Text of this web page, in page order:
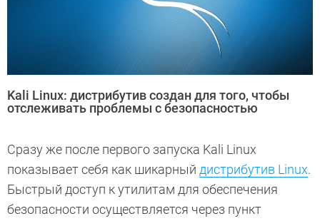
Kali Linux: дистрибутив создан для того, чтобы
отслеживать проблемы с безопасностью
Сразу же после первого запуска Kali Linux
показывает себя как шикарный дистрибутив Linux.
Быстрый доступ к утилитам для обеспечения
безопасности осуществляется через пункт